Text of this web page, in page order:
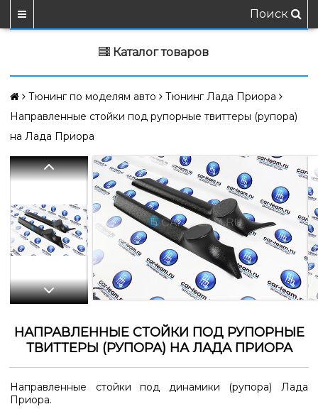
Поиск
Каталог товаров
Тюнинг по моделям авто
Тюнинг Лада Приора
Направленные стойки под рупорные твиттеры (рупора)
на Лада Приора
НАПРАВЛЕННЫЕ СТОЙКИ ПОД РУПОРНЫЕ
ТВИТТЕРЫ (РУПОРА) НА ЛАДА ПРИОРА
Направленные стойки под динамики (рупора) Лада
Приора.